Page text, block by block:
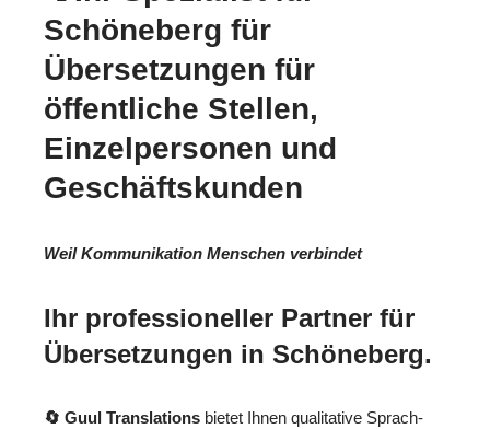
Schöneberg für
Übersetzungen für
öffentliche Stellen,
Einzelpersonen und
Geschäftskunden
Weil Kommunikation Menschen verbindet
Ihr professioneller Partner für
Übersetzungen in Schöneberg.
🔄 Guul Translations bietet Ihnen qualitative Sprach-